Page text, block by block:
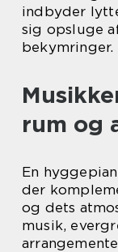
indbyder
sig opsluge
bekymringer.
rum og
En
der
og dets
musik,